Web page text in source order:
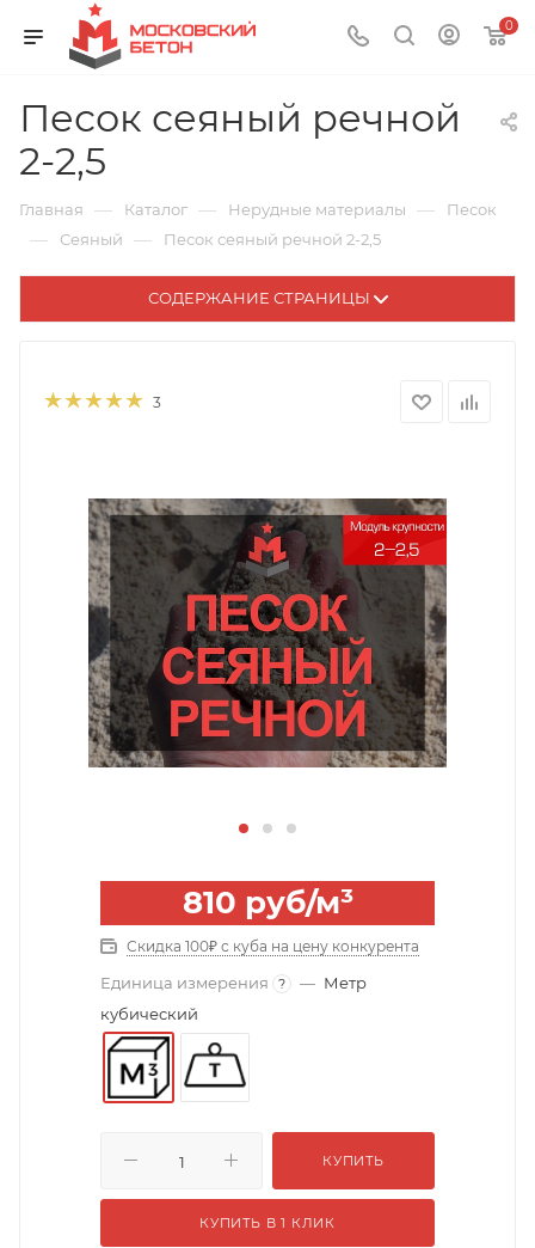
0
Песок сеяный речной
2-2,5
Главная — Каталог — Нерудные материалы — Песок
— Сеяный — Песок сеяный речной 2-2,5
СОДЕРЖАНИЕ СТРАНИЦЫ
3
810 руб/м³
Скидка 100₽ с куба на цену конкурента
Единица измерения ? — Метр
кубический
КУПИТЬ
КУПИТЬ В 1 КЛИК